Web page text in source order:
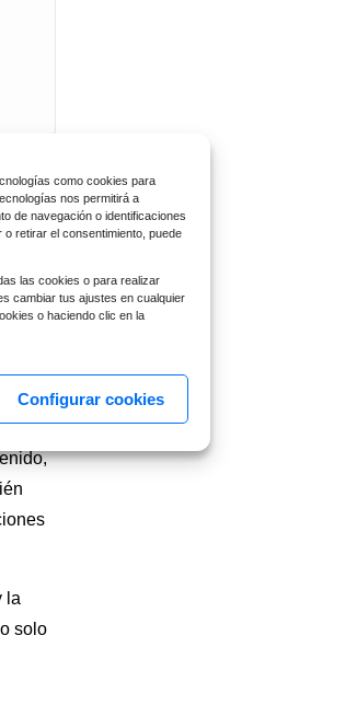
como cookies para
nos permitirá a
de navegación o identificaciones
retirar el consentimiento, puede
las cookies o para realizar
cambiar tus ajustes en cualquier
o haciendo clic en la
Configurar cookies
de
la
solo